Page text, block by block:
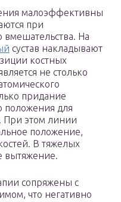
малоэффективны
при
вмешательства. На
сустав накладывают
костных
не столько
придание
положения для
. При этом линии
положение,
В тяжелых
вытяжение.
сопряжены с
что негативно